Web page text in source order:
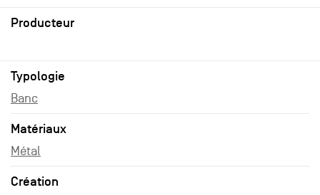
Producteur
Typologie
Banc
Matériaux
Métal
Création